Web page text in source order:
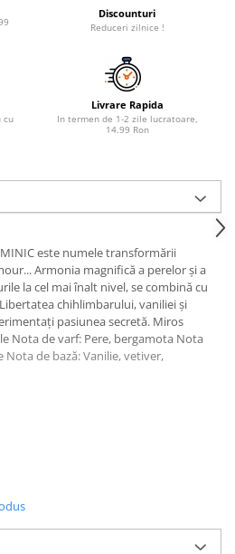
Discounturi
Reduceri zilnice !
cu
Livrare Rapida
In termen de 1-2 zile lucratoare,
14.99 Ron
este numele transformării
Armonia magnifică a perelor și a
la cel mai înalt nivel, se combină cu
chihlimbarului, vaniliei și
pasiunea secretă. Miros
Nota de varf: Pere, bergamota Nota
de bază: Vanilie, vetiver,
de aromele elegante!